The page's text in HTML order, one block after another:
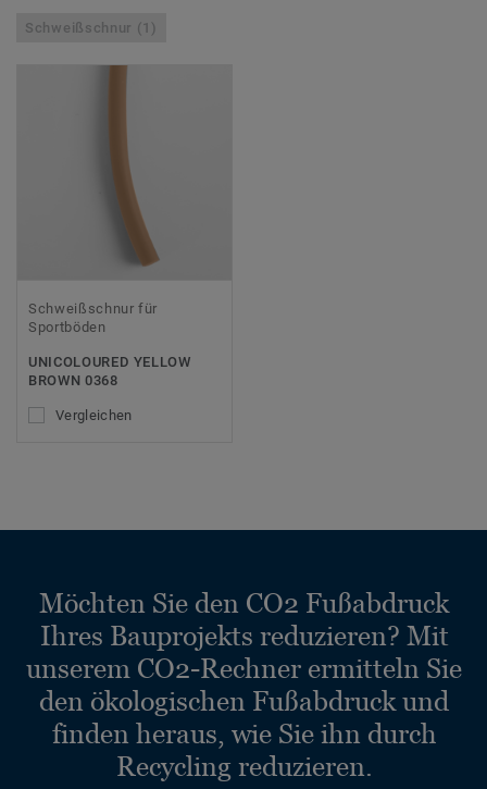
Schweißschnur (1)
Schweißschnur für
Sportböden
UNICOLOURED YELLOW
BROWN 0368
Vergleichen
Möchten Sie den CO2 Fußabdruck
Ihres Bauprojekts reduzieren? Mit
unserem CO2-Rechner ermitteln Sie
den ökologischen Fußabdruck und
finden heraus, wie Sie ihn durch
Recycling reduzieren.